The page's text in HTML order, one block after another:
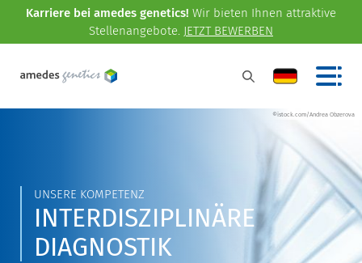
Karriere bei amedes genetics! Wir bieten Ihnen attraktive
Stellenangebote. JETZT BEWERBEN
©istock.com/Andrea Obzerova
UNSERE KOMPETENZ
INTERDISZIPLINÄRE
DIAGNOSTIK